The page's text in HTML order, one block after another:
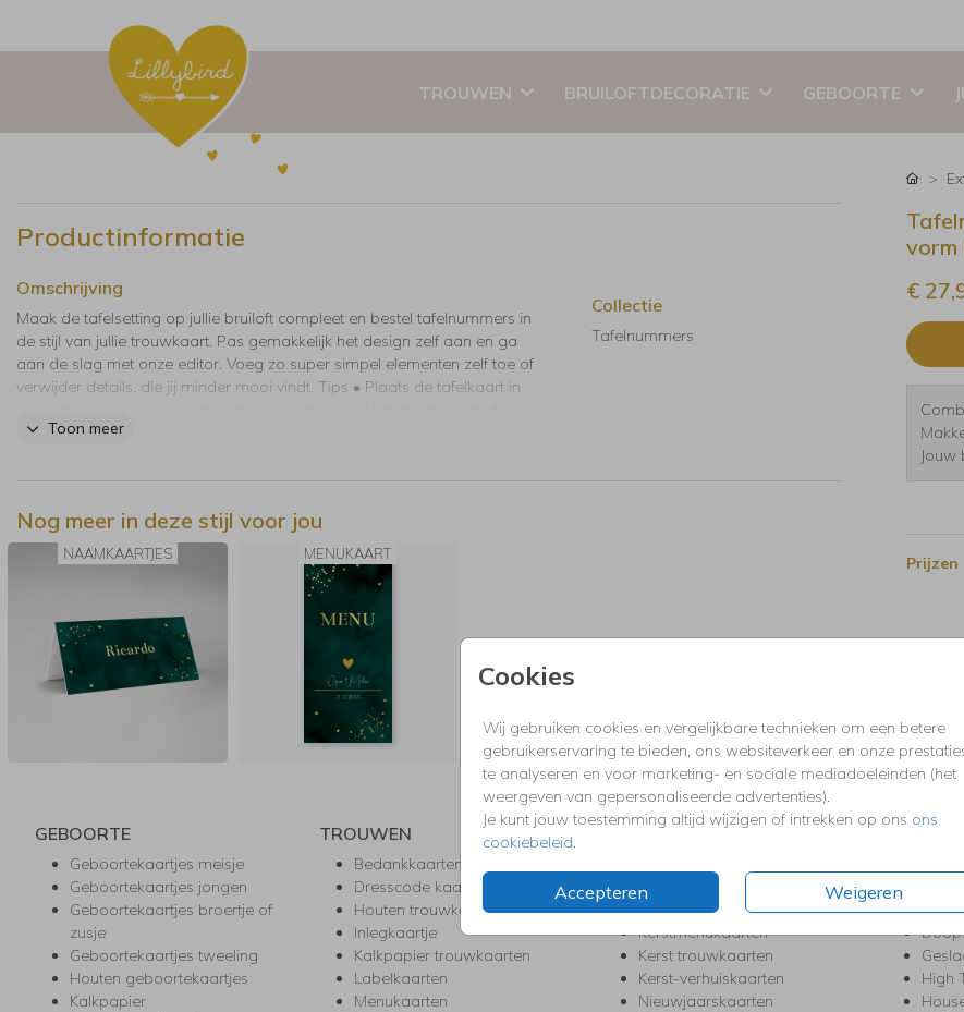
TROUWEN BRUILOFTDECORATIE GEBOORTE
Cookies
Wij gebruiken cookies en vergelijkbare technieken om een betere
gebruikerservaring te bieden, ons websiteverkeer en onze
te analyseren en voor marketing- en sociale mediadoeleinden (het
weergeven van gepersonaliseerde advertenties).
Je kunt jouw toestemming altijd wijzigen of intrekken op ons ons
cookiebeleid.
Accepteren Weigeren
Productinformatie
Omschrijving
Maak de tafelsetting op jullie bruiloft compleet en bestel tafelnummers in
de stijl van jullie trouwkaart. Pas gemakkelijk het design zelf aan en ga
aan de slag met onze editor. Voeg zo super simpel elementen zelf toe of
verwijder details, die jij minder mooi vindt. Tips • Plaats de tafelkaart in
tafel. Zo is het nummer goed zichtbaar voor jullie gasten.
Toon meer
Collectie
Tafelnummers
Nog meer in deze stijl voor jou
NAAMKAARTJES MENUKAART
vorm
€
Jouw
Prijzen
GEBOORTE
Geboortekaartjes meisje
Geboortekaartjes jongen
Geboortekaartjes broertje of
zusje
Geboortekaartjes tweeling
Houten geboortekaartjes
Kalkpapier
TROUWEN
Bedankkaarten
Dresscode kaartjes
Houten trouwkaarten
Inlegkaartje
Kalkpapier trouwkaarten
Labelkaarten
Menukaarten
Kerstborrel uitnodigingen
Kerstdiner uitnodigingen
Kerstmenukaarten
Kerst trouwkaarten
Kerst-verhuiskaarten
Nieuwjaarskaarten
High